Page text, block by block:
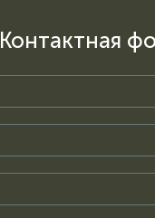
Контактная